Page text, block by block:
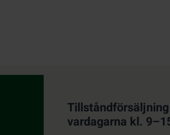
vardagarna kl.